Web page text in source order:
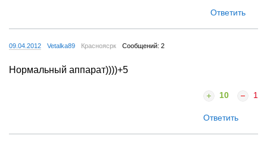
Ответить
09.04.2012 Vetalka89 Красноясрк Сообщений: 2
Нормальный аппарат))))+5
10 1
Ответить